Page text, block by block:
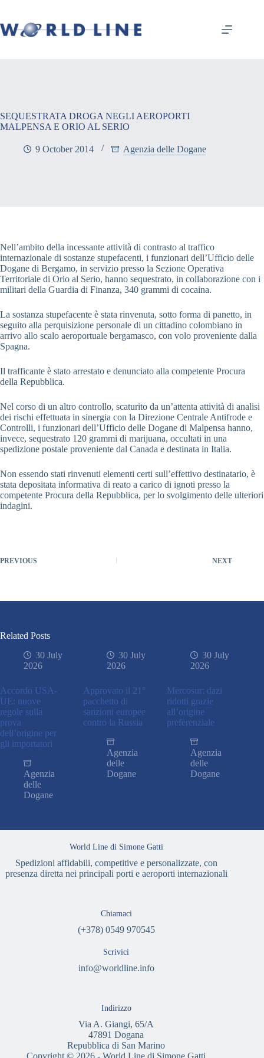
SEQUESTRATA DROGA NEGLI AEROPORTI
MALPENSA E ORIO AL SERIO
9 October 2014 Agenzia delle Dogane
Nell’ambito della incessante attività di contrasto al traffico
internazionale di sostanze stupefacenti, i funzionari dell’Ufficio delle
Dogane di Bergamo, in servizio presso la Sezione Operativa
Territoriale di Orio al Serio, hanno sequestrato, in collaborazione con i
militari della Guardia di Finanza, 340 grammi di cocaina.
La sostanza stupefacente è stata rinvenuta, sotto forma di panetto, in
seguito alla perquisizione personale di un cittadino colombiano in
arrivo allo scalo aeroportuale bergamasco, con volo proveniente dalla
Spagna.
Il trafficante è stato arrestato e denunciato alla competente Procura
della Repubblica.
Nel corso di un altro controllo, scaturito da un’attenta attività di analisi
dei rischi effettuata in sinergia con la Direzione Centrale Antifrode e
Controlli, i funzionari dell’Ufficio delle Dogane di Malpensa hanno,
invece, sequestrato 120 grammi di marijuana, occultati in una
spedizione postale proveniente dal Canada e destinata in Italia.
Non essendo stati rinvenuti elementi certi sull’effettivo destinatario, è
stata depositata informativa di reato a carico di ignoti presso la
competente Procura della Repubblica, per lo svolgimento delle ulteriori
indagini.
PREVIOUS NEXT
Related Posts
30 July
2026
Accordo USA-
UE: nuove
regole sulla
prova
dell’origine per
gli importatori
Agenzia
delle
Dogane
30 July
2026
Approvato il 21°
pacchetto di
sanzioni europee
contro la Russia
Agenzia
delle
Dogane
30 July
2026
Mercosur: dazi
ridotti grazie
all’origine
preferenziale
Agenzia
delle
Dogane
World Line di Simone Gatti
Spedizioni affidabili, competitive e personalizzate, con
presenza diretta nei principali porti e aeroporti internazionali
Chiamaci
(+378) 0549 970545
Scrivici
info@worldline.info
Indirizzo
Via A. Giangi, 65/A
47891 Dogana
Repubblica di San Marino
Copyright © 2026 - World Line di Simone Gatti